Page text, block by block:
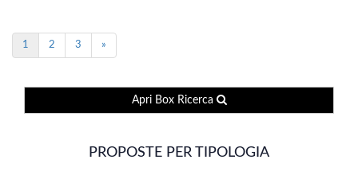
1 2 3 »
Apri Box Ricerca
PROPOSTE PER TIPOLOGIA